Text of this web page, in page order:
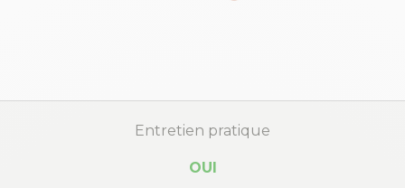
Entretien pratique
OUI